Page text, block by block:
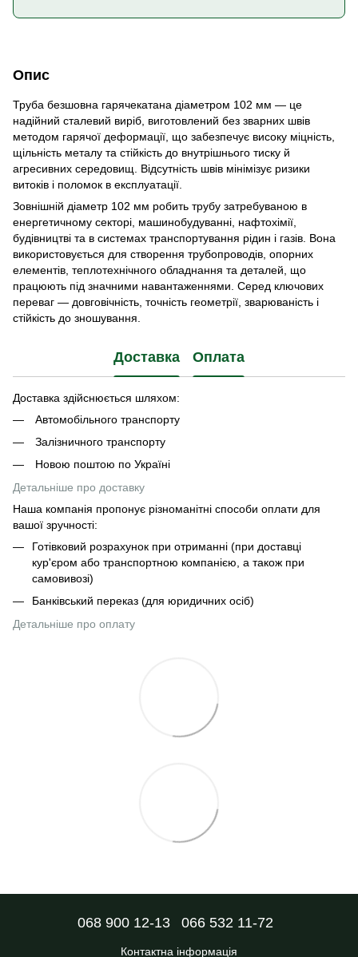
Опис
Труба безшовна гарячекатана діаметром 102 мм — це
надійний сталевий виріб, виготовлений без зварних швів
методом гарячої деформації, що забезпечує високу міцність,
щільність металу та стійкість до внутрішнього тиску й
агресивних середовищ. Відсутність швів мінімізує ризики
витоків і поломок в експлуатації.
Зовнішній діаметр 102 мм робить трубу затребуваною в
енергетичному секторі, машинобудуванні, нафтохімії,
будівництві та в системах транспортування рідин і газів. Вона
використовується для створення трубопроводів, опорних
елементів, теплотехнічного обладнання та деталей, що
працюють під значними навантаженнями. Серед ключових
переваг — довговічність, точність геометрії, зварюваність і
стійкість до зношування.
Доставка Оплата
Доставка здійснюється шляхом:
Автомобільного транспорту
Залізничного транспорту
Новою поштою по Україні
Детальніше про доставку
Наша компанія пропонує різноманітні способи оплати для
вашої зручності:
Готівковий розрахунок при отриманні (при доставці
кур'єром або транспортною компанією, а також при
самовивозі)
Банківський переказ (для юридичних осіб)
Детальніше про оплату
068 900 12-13 066 532 11-72
Контактна інформація